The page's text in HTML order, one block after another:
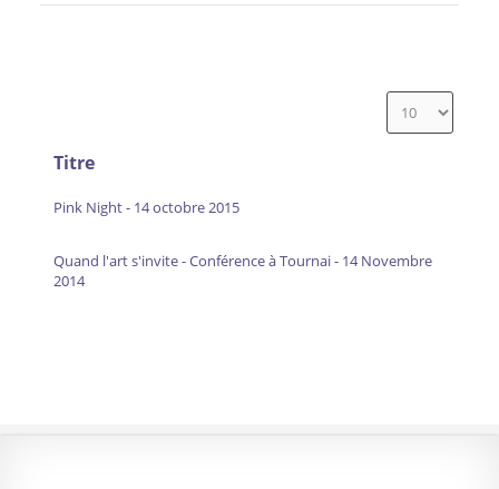
Titre
Pink Night - 14 octobre 2015
Quand l'art s'invite - Conférence à Tournai - 14 Novembre
2014